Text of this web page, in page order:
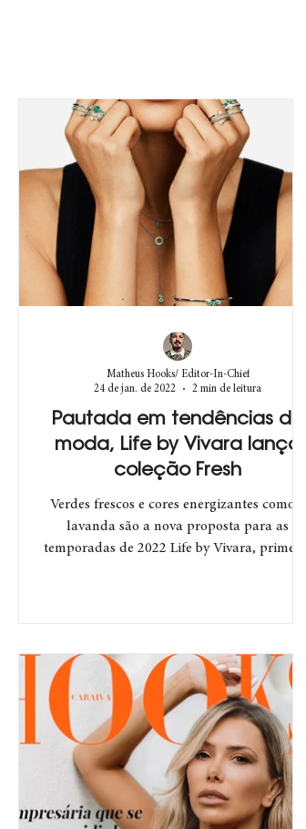
Pautada em tendências de
moda, Life by Vivara lança
coleção Fresh
Verdes frescos e cores energizantes como a
lavanda são a nova proposta para as
temporadas de 2022 Life by Vivara, primeira
Matheus Hooks/ Editor-In-Chief
24 de jan. de 2022
2 min de leitura